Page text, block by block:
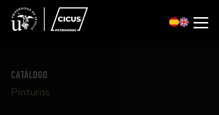
CATÁLOGO
Pinturas